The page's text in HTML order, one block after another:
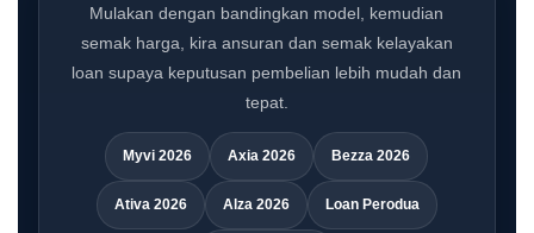
Mulakan dengan bandingkan model, kemudian
semak harga, kira ansuran dan semak kelayakan
loan supaya keputusan pembelian lebih mudah dan
tepat.
Myvi 2026 Axia 2026 Bezza 2026
Ativa 2026 Alza 2026 Loan Perodua